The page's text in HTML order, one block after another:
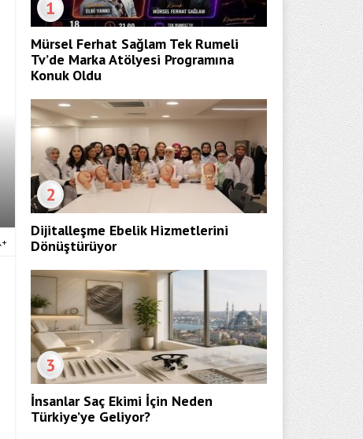
+
1
Mürsel Ferhat Sağlam Tek Rumeli
Tv’de Marka Atölyesi Programına
Konuk Oldu
2
Dijitalleşme Ebelik Hizmetlerini
Dönüştürüyor
3
İnsanlar Saç Ekimi İçin Neden
Türkiye’ye Geliyor?